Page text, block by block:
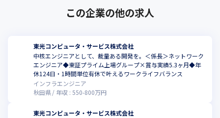
この企業の他の求人
東光コンピュータ・サービス株式会社
中核エンジニアとして、裁量ある開発を。＜係長＞ネットワーク
エンジニア◆東証プライム上場グループ×賞与実績5.3ヶ月◆年
休124日・1時間単位有休で叶えるワークライフバランス
インフラエンジニア
秋田県
年収 : 550-800万円
東光コンピュータ・サービス株式会社